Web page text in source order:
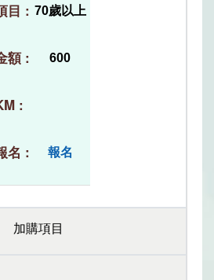
70歲以上
600
報名
加購項目